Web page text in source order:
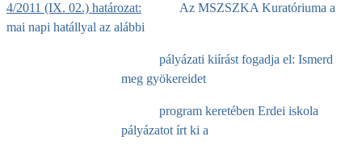
4/2011 (IX. 02.) határozat: Az MSZSZKA Kuratóriuma a
mai napi hatállyal az alábbi
pályázati kiírást fogadja el: Ismerd
meg gyökereidet
program keretében Erdei iskola
pályázatot írt ki a